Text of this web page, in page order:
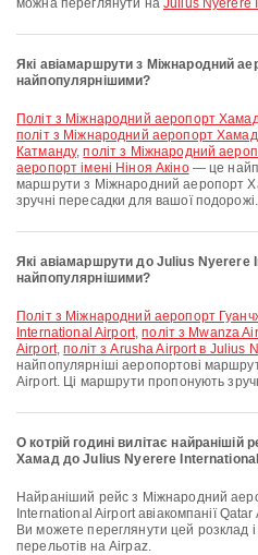
можна переглянути на Julius Nyerere
Які авіамаршрути з Міжнародний
найпопулярнішими?
політ з Міжнародний аеропорт
політ з Міжнародний аеропорт
Катманду,політ з Міжнародний
аеропорт імені Ніноя Акіно— це
маршрути з Міжнародний аеропорт
зручні пересадки для вашої подорожі.
Які авіамаршрути до Julius Nyerere
найпопулярнішими?
політ з Міжнародний аеропорт Гуанчжоу-Байюнь в Julius Nyerere
International Airport,політ з Mwanza
Airport,політ з Arusha Airport в Julius
найпопулярніші аеропортові
Airport. Ці маршрути пропонують
О котрій годині вилітає
Хамад до Julius Nyerere
Найраніший рейс з Міжнародний аеропорт Хамад до Julius Nyerere
International Airport авіакомпанії
Ви можете переглянути цей розклад і
перельотів на Airpaz.